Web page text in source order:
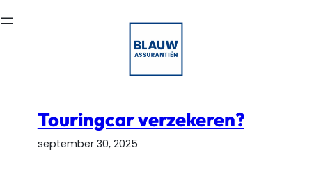
naar
Touringcar verzekeren?
september 30, 2025